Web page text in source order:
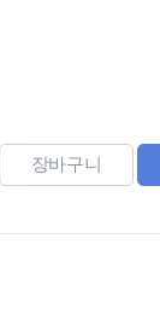
장바구니